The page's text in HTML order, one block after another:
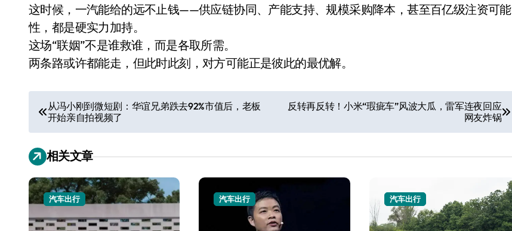
这时候，一汽能给的远不止钱——供应链协同、产能支持、规模采购降本，甚至百亿级注资可能
性，都是硬实力加持。
这场“联姻”不是谁救谁，而是各取所需。
两条路或许都能走，但此时此刻，对方可能正是彼此的最优解。
文
章
导
航
从冯小刚到微短剧：华谊兄弟跌去92%市值后，老板
开始亲自拍视频了
反转再反转！小米“瑕疵车”风波大瓜，雷军连夜回应
网友炸锅
相关文章
汽车出行 汽车出行 汽车出行
从电视一哥到声学霸主，
TCL用一套‘完整体系’砸
开了回音壁的顶级牌桌
7 月 27, 2026
追觅清洁电器全球累计出
创新驱动多品类增长
8 月 6, 2026